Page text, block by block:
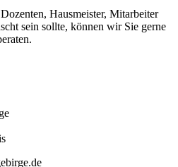
Hausmeister, Mitarbeiter
sein sollte, können wir Sie gerne